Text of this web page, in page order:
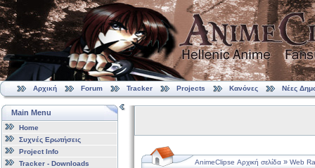
Αρχική Forum Tracker Projects Κανόνες Νέες
Main Menu
Home
Συχνές Ερωτήσεις
Project Info
Tracker - Downloads
AnimeClipse Αρχική σελίδα » Web